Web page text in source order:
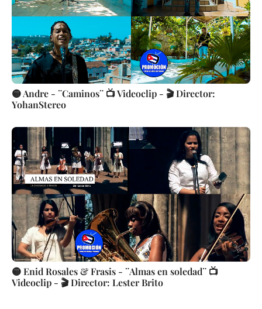
🟡 Andre - ¨Caminos¨ 📺 Videoclip - 🎬 Director:
YohanStereo
🟡 Enid Rosales & Frasis - ¨Almas en soledad¨ 📺
Videoclip - 🎬 Director: Lester Brito